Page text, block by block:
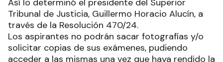
Tribunal de Justicia, Guillermo Horacio Alucín, a
través de la Resolución 470/24.
Los aspirantes no podrán sacar fotografías y/o
solicitar copias de sus exámenes, pudiendo
acceder a las mismas una vez que haya rendido la